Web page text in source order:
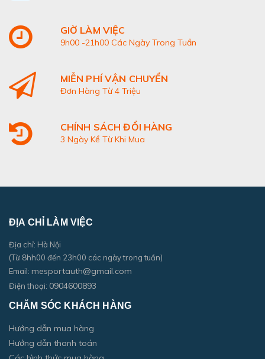
GIỜ LÀM VIỆC
9h00 -21h00 Các Ngày Trong Tuần
MIỄN PHÍ VẬN CHUYỂN
Đơn Hàng Từ 4 Triệu
CHÍNH SÁCH ĐỔI HÀNG
3 Ngày Kể Từ Khi Mua
ĐỊA CHỈ LÀM VIỆC
Địa chỉ: Hà Nội
(Từ 8hh00 đến 23h00 các ngày trong tuần)
Email: mesportauth@gmail.com
Điện thoại: 0904600893
CHĂM SÓC KHÁCH HÀNG
Hướng dẫn mua hàng
Hướng dẫn thanh toán